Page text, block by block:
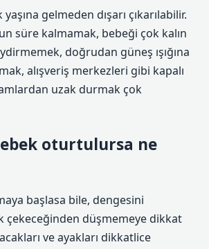
gelmeden dışarı çıkarılabilir.
süre kalmamak, bebeği çok kalın
doğrudan güneş ışığına
alışveriş merkezleri gibi kapalı
uzak durmak çok
oturtulursa ne
başlasa bile, dengesini
çekeceğinden düşmemeye dikkat
ve ayakları dikkatlice